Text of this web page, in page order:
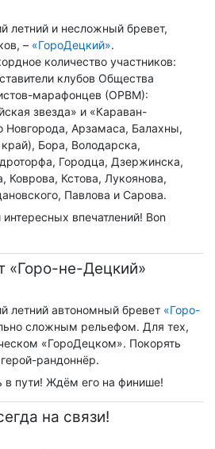
летний и несложный бревет,
– «ГороДецкий».
количество участников:
клубов Общества
марафонцев (ОРВМ):
звезда» и «Караван-
Новгорода, Арзамаса, Балахны,
Бора, Володарска,
Городца, Дзержинска,
Коврова, Кстова, Лукоянова,
Павлова и Сарова.
впечатлений! Вon
«Горо-не-Децкий»
летний автономный бревет «Горо-
сложным рельефом. Для тех,
«ГороДецком». Покорять
рандоннёр.
в пути! Ждём его на финише!
на связи!